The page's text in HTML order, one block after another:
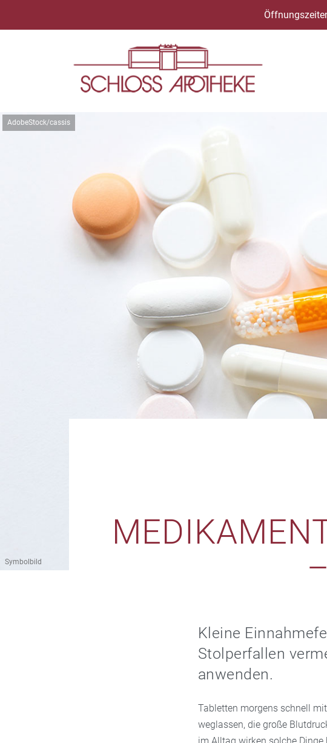
AdobeStock/cassis
Symbolbild
Kleine
Stolperfallen
anwenden.
Tabletten morgens schnell
weglassen, die große